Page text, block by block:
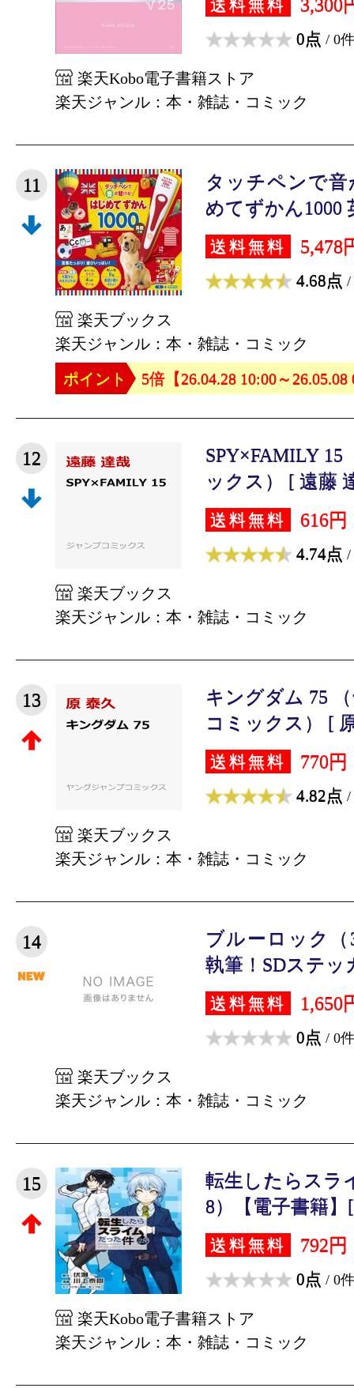
送料無料 3,300
0点 / 0件
楽天Kobo電子書籍ストア
楽天ジャンル：本・雑誌・コミック
11
タッチペンで
めてずかん1000
送料無料 5,478
4.68点 /
楽天ブックス
楽天ジャンル：本・雑誌・コミック
ポイント
5倍【26.04.28 10:00～26.05.08
12
SPY×FAMILY
ックス） [ 遠藤
送料無料 616円
4.74点 /
楽天ブックス
楽天ジャンル：本・雑誌・コミック
13
キングダム 75
コミックス） [
送料無料 770円
4.82点 /
楽天ブックス
楽天ジャンル：本・雑誌・コミック
14
ブルーロック
執筆！SDステッ
送料無料 1,650
0点 / 0件
楽天ブックス
楽天ジャンル：本・雑誌・コミック
15
転生したらスラ
8）【電子書籍】
送料無料 792円
0点 / 0件
楽天Kobo電子書籍ストア
楽天ジャンル：本・雑誌・コミック